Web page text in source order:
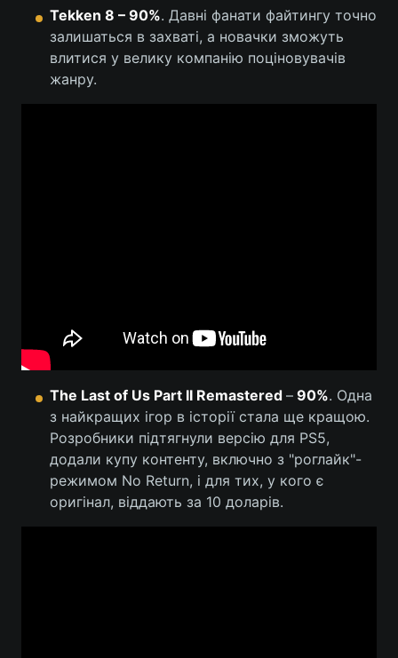
Tekken 8 – 90%. Давні фанати файтингу точно
залишаться в захваті, а новачки зможуть
влитися у велику компанію поціновувачів
жанру.
The Last of Us Part II Remastered – 90%. Одна
з найкращих ігор в історії стала ще кращою.
Розробники підтягнули версію для PS5,
додали купу контенту, включно з "роглайк"-
режимом No Return, і для тих, у кого є
оригінал, віддають за 10 доларів.